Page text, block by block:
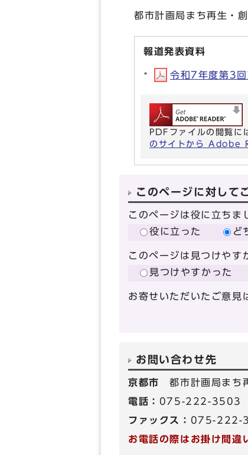
都市計画局まち再生・
報道発表資料
令和7年度第3
PDFファイルの閲覧
のサイトから Adobe
このページに対して
このページは役に立ちま
役に立った
ど
このページは見つけやす
見つけやすかった
お寄せいただいたご意見
お問い合わせ先
京都市都市計画局まち
電話： 075-222-3503
ファックス： 075-222-
お電話の際はお掛け間違